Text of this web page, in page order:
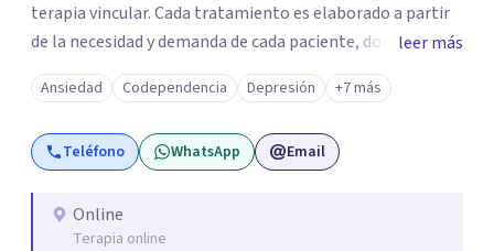
terapia vincular. Cada tratamiento es elaborado a partir
de la necesidad y demanda de cada paciente, donde
ambos vamos ejercer un papel activo en la orientación de
la terapia. Para ello utilizo recursos técnicos amplios y
flexibles, adaptados al momento y problemática de cada
persona.
leer más
Ansiedad Codependencia Depresión +7 más
Teléfono WhatsApp Email
Online
Terapia online